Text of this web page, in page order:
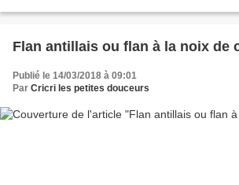
Flan antillais ou flan à la noix de
Publié le 14/03/2018 à 09:01
Par Cricri les petites douceurs